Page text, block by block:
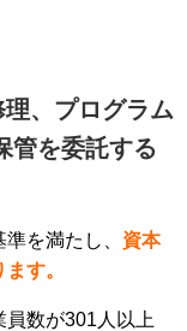
理、プログラム
管を委託する
を満たし、 資本
す。
数が301人以上